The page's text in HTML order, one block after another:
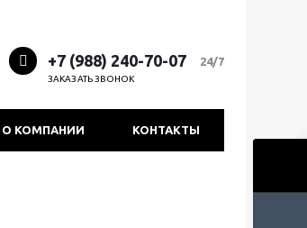
+7 (988) 240-70-07 24/7
ЗАКАЗАТЬ ЗВОНОК
О КОМПАНИИ КОНТАКТЫ